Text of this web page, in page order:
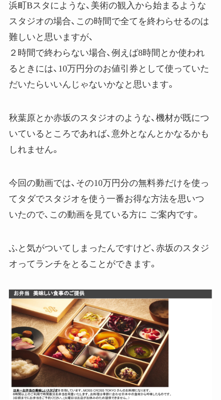
浜町Bスタにような、美術の観入から始まるような
スタジオの場合、この時間で全てを終わらせるのは
難しいと思いますが、
２時間で終わらない場合、例えば8時間とか使われ
るときには、10万円分のお値引券として使っていた
だいたらいいんじゃないかなと思います。
秋葉原とか赤坂のスタジオのような、機材が既につ
いているところであれば、意外となんとかなるかも
しれません。
今回の動画では、その10万円分の無料券だけを使っ
てタダでスタジオを使う一番お得な方法を思いつ
いたので、この動画を見ている方に ご案内です。
ふと気がついてしまったんですけど、赤坂のスタジ
オってランチをとることができます。